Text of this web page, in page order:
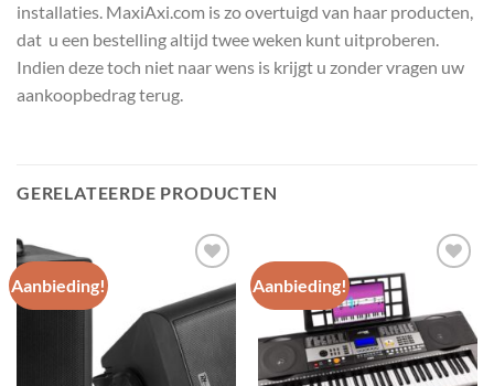
installaties. MaxiAxi.com is zo overtuigd van haar producten,
dat u een bestelling altijd twee weken kunt uitproberen.
Indien deze toch niet naar wens is krijgt u zonder vragen uw
aankoopbedrag terug.
GERELATEERDE PRODUCTEN
Aanbieding!
Toevoegen
aan
wenslijst
Aanbieding!
Toevoegen
aan
wenslijst